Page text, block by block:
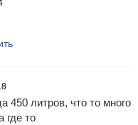
450 литров, что то много
где то